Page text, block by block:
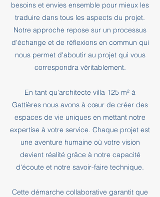
besoins et envies ensemble pour mieux les
traduire dans tous les aspects du projet.
Notre approche repose sur un processus
d'échange et de réflexions en commun qui
nous permet d'aboutir au projet qui vous
correspondra véritablement.
En tant qu'architecte villa 125 m² à
Gattières nous avons à cœur de créer des
espaces de vie uniques en mettant notre
expertise à votre service. Chaque projet est
une aventure humaine où votre vision
devient réalité grâce à notre capacité
d'écoute et notre savoir-faire technique.
Cette démarche collaborative garantit que